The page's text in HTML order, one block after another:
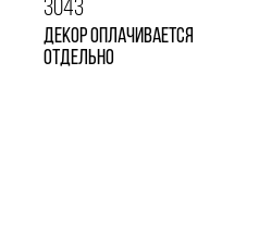
3043
Декор оплачивается
отдельно